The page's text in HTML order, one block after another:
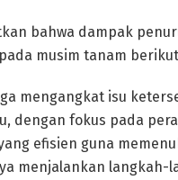
bahwa dampak
musim tanam
mengangkat isu
dengan fokus pada
efisien guna
menjalankan